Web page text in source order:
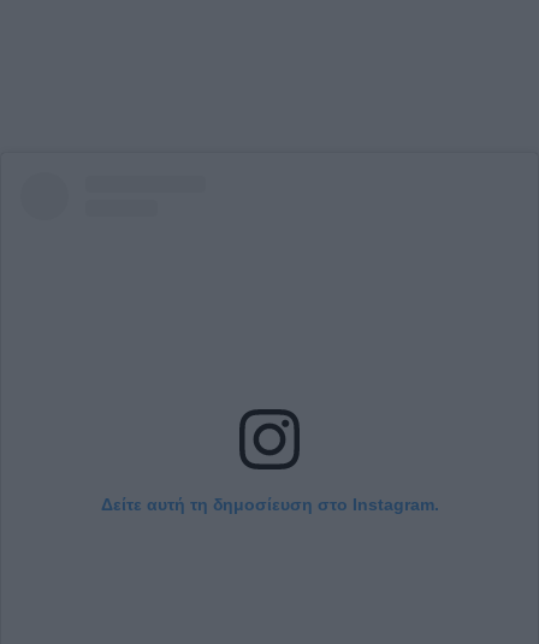
Δείτε αυτή τη δημοσίευση στο Instagram.